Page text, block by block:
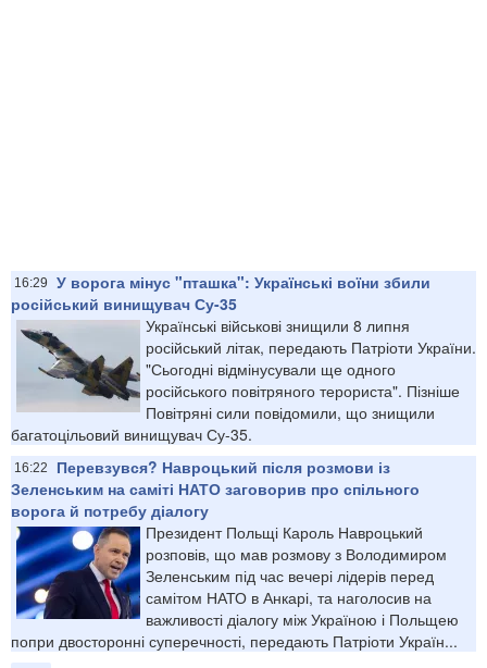
16:29
У ворога мінус "пташка": Українські воїни збили
російський винищувач Су-35
Українські військові знищили 8 липня
російський літак, передають Патріоти України.
"Сьогодні відмінусували ще одного
російського повітряного терориста". Пізніше
Повітряні сили повідомили, що знищили
багатоцільовий винищувач Су-35.
16:22
Перевзувся? Навроцький після розмови із
Зеленським на саміті НАТО заговорив про спільного
ворога й потребу діалогу
Президент Польщі Кароль Навроцький
розповів, що мав розмову з Володимиром
Зеленським під час вечері лідерів перед
самітом НАТО в Анкарі, та наголосив на
важливості діалогу між Україною і Польщею
попри двосторонні суперечності, передають Патріоти Україн...